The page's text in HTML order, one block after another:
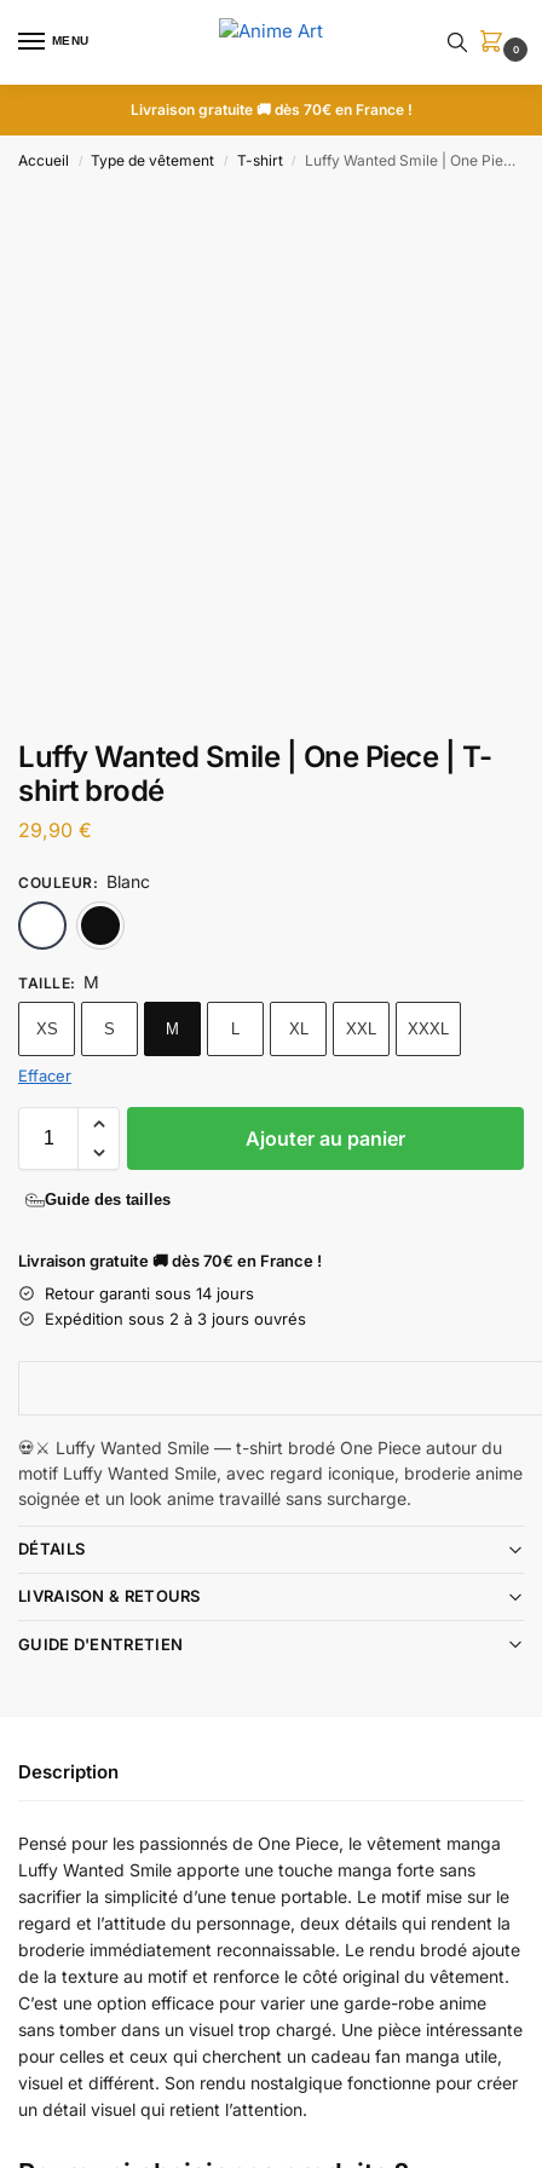
MENU
0
Livraison gratuite 🚚 dès 70€ en France !
Accueil / Type de vêtement / T-shirt / Luffy Wanted Smile | One Piece | T-shirt brodé
Luffy Wanted Smile | One Piece | T-
shirt brodé
29,90 €
COULEUR: Blanc
TAILLE: M
XS S M L XL XXL XXXL
Effacer
Ajouter au panier
Guide des tailles
Livraison gratuite 🚚 dès 70€ en France !
Retour garanti sous 14 jours
Expédition sous 2 à 3 jours ouvrés
💀⚔️ Luffy Wanted Smile — t-shirt brodé One Piece autour du
motif Luffy Wanted Smile, avec regard iconique, broderie anime
soignée et un look anime travaillé sans surcharge.
DÉTAILS
LIVRAISON & RETOURS
GUIDE D'ENTRETIEN
Description
Pensé pour les passionnés de One Piece, le vêtement manga
Luffy Wanted Smile apporte une touche manga forte sans
sacrifier la simplicité d’une tenue portable. Le motif mise sur le
regard et l’attitude du personnage, deux détails qui rendent la
broderie immédiatement reconnaissable. Le rendu brodé ajoute
de la texture au motif et renforce le côté original du vêtement.
C’est une option efficace pour varier une garde-robe anime
sans tomber dans un visuel trop chargé. Une pièce intéressante
pour celles et ceux qui cherchent un cadeau fan manga utile,
visuel et différent. Son rendu nostalgique fonctionne pour créer
un détail visuel qui retient l’attention.